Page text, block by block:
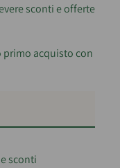
sconti e offerte
primo acquisto con
sconti